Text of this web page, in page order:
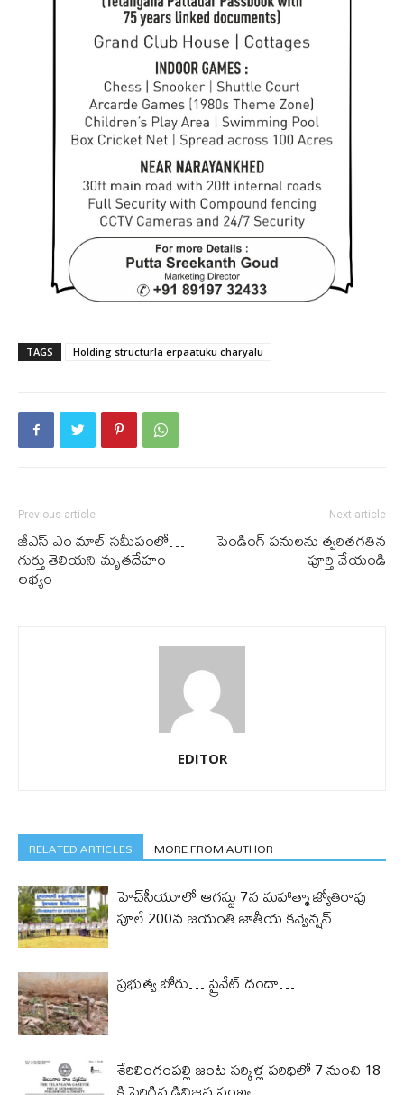
TAGS Holding structurla erpaatuku charyalu
Previous article
జీఎస్ ఎం మాల్ సమీపంలో…
గుర్తు తెలియని మృతదేహం
లభ్యం
Next article
పెండింగ్ పనులను త్వరితగతిన
పూర్తి చేయండి
EDITOR
RELATED ARTICLES MORE FROM AUTHOR
హెచ్‌సీయూలో ఆగస్టు 7న మహాత్మా జ్యోతిరావు
పూలే 200వ జయంతి జాతీయ కన్వెన్షన్
ప్రభుత్వ బోరు… ప్రైవేట్ దందా…
శేరిలింగంపల్లి జంట సర్కిళ్ల పరిధిలో 7 నుంచి 18